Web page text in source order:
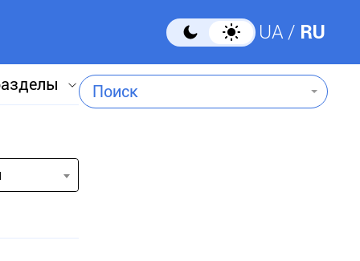
UA RU
Поиск